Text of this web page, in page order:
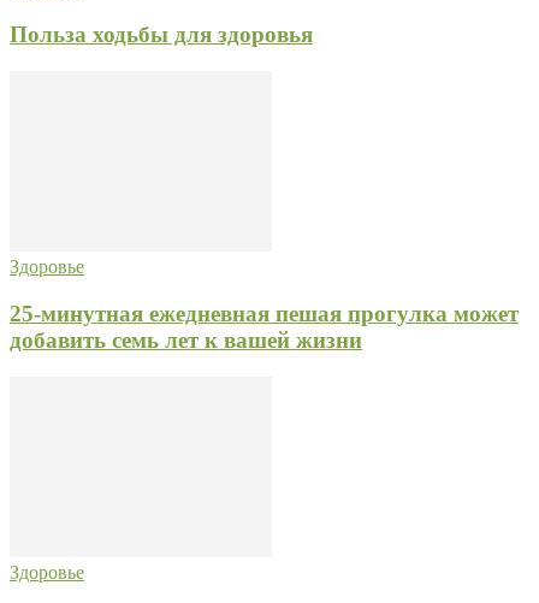
Польза ходьбы для здоровья
Здоровье
25-минутная ежедневная пешая прогулка может
добавить семь лет к вашей жизни
Здоровье